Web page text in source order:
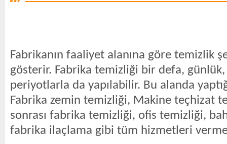
Fabrikanın faaliyet alanına göre temizlik
gösterir. Fabrika temizliği bir defa, günlük,
periyotlarla da yapılabilir. Bu alanda
Fabrika zemin temizliği, Makine teçhizat
sonrası fabrika temizliği, ofis temizliği,
fabrika ilaçlama gibi tüm hizmetleri